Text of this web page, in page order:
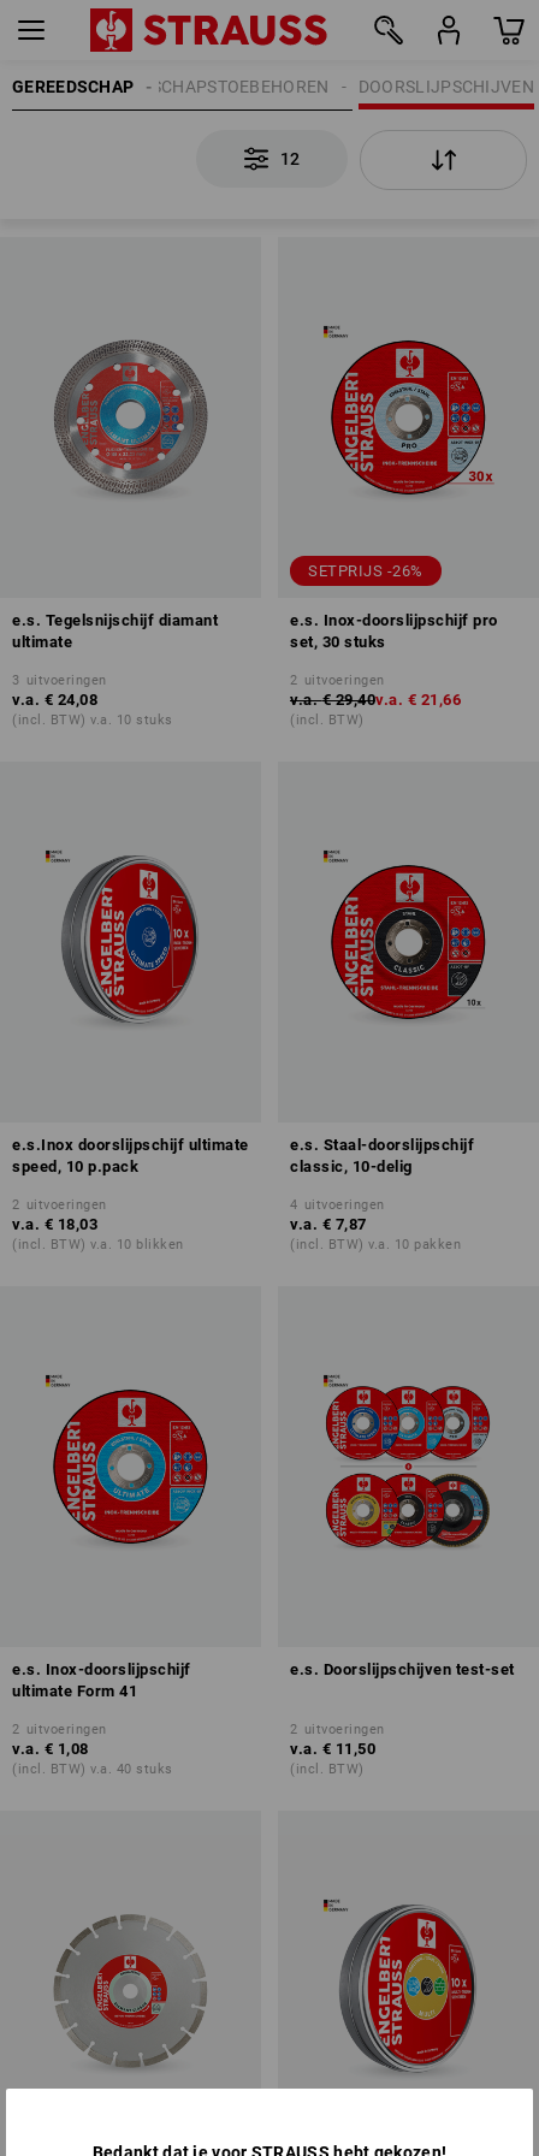
GEREEDSCHAP DOORSLIJPSCHIJVEN
GEREEDSCHAPSTOEBEHOREN
12
e.s. Tegelsnijschijf diamant
ultimate
3 uitvoeringen
v.a. € 24,08
(incl. BTW) v.a. 10 stuks
SETPRIJS -26%
e.s. Inox-doorslijpschijf pro
set, 30 stuks
2 uitvoeringen
v.a. € 29,40v.a. € 21,66
(incl. BTW)
e.s.Inox doorslijpschijf ultimate
speed, 10 p.pack
2 uitvoeringen
v.a. € 18,03
(incl. BTW) v.a. 10 blikken
e.s. Staal-doorslijpschijf
classic, 10-delig
4 uitvoeringen
v.a. € 7,87
(incl. BTW) v.a. 10 pakken
e.s. Inox-doorslijpschijf
ultimate Form 41
2 uitvoeringen
v.a. € 1,08
(incl. BTW) v.a. 40 stuks
e.s. Doorslijpschijven test-set
2 uitvoeringen
v.a. € 11,50
(incl. BTW)
Bedankt dat je voor STRAUSS hebt gekozen!